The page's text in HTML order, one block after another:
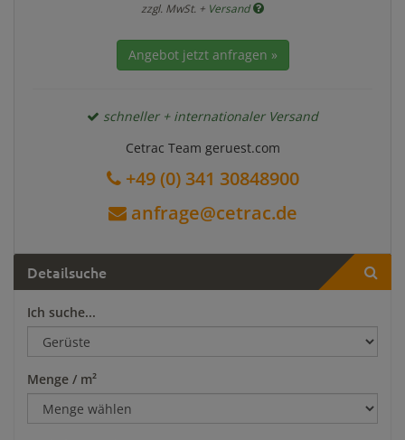
zzgl. MwSt. + Versand
Angebot jetzt anfragen »
schneller + internationaler Versand
Cetrac Team geruest.com
+49 (0) 341 30848900
anfrage@cetrac.de
Detailsuche
Ich suche...
Menge / m²